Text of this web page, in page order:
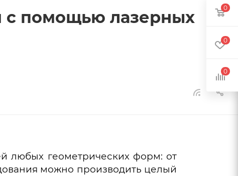
с помощью лазерных
любых геометрических форм: от
можно производить целый
0
0
0